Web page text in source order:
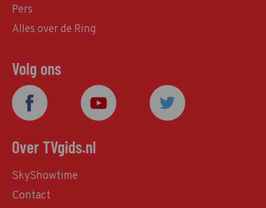
Pers
Alles over de Ring
Volg ons
Over TVgids.nl
SkyShowtime
Contact